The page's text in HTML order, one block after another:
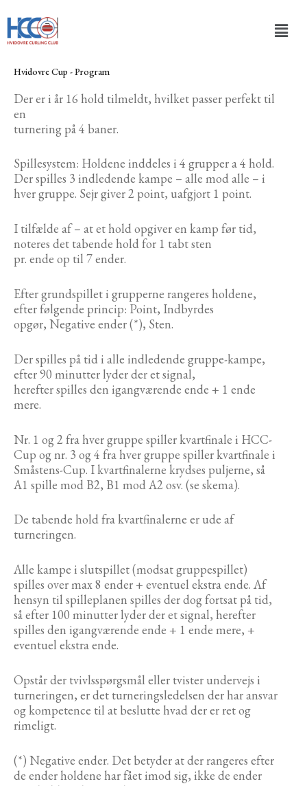
indholdet
Hvidovre Cup - Program
Der er i år 16 hold tilmeldt, hvilket passer perfekt til
en
turnering på 4 baner.
Spillesystem: Holdene inddeles i 4 grupper a 4 hold.
Der spilles 3 indledende kampe – alle mod alle – i
hver gruppe. Sejr giver 2 point, uafgjort 1 point.
I tilfælde af – at et hold opgiver en kamp før tid,
noteres det tabende hold for 1 tabt sten
pr. ende op til 7 ender.
Efter grundspillet i grupperne rangeres holdene,
efter følgende princip: Point, Indbyrdes
opgør, Negative ender (*), Sten.
Der spilles på tid i alle indledende gruppe-kampe,
efter 90 minutter lyder der et signal,
herefter spilles den igangværende ende + 1 ende
mere.
Nr. 1 og 2 fra hver gruppe spiller kvartfinale i HCC-
Cup og nr. 3 og 4 fra hver gruppe spiller kvartfinale i
Småstens-Cup. I kvartfinalerne krydses puljerne, så
A1 spille mod B2, B1 mod A2 osv. (se skema).
De tabende hold fra kvartfinalerne er ude af
turneringen.
Alle kampe i slutspillet (modsat gruppespillet)
spilles over max 8 ender + eventuel ekstra ende. Af
hensyn til spilleplanen spilles der dog fortsat på tid,
så efter 100 minutter lyder der et signal, herefter
spilles den igangværende ende + 1 ende mere, +
eventuel ekstra ende.
Opstår der tvivlsspørgsmål eller tvister undervejs i
turneringen, er det turneringsledelsen der har ansvar
og kompetence til at beslutte hvad der er ret og
rimeligt.
(*) Negative ender. Det betyder at der rangeres efter
de ender holdene har fået imod sig, ikke de ender